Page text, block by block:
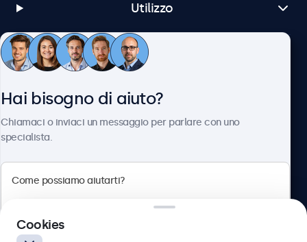
Utilizzo
Servizio Clienti
Hai bisogno di aiuto?
Chiamaci o inviaci un messaggio per parlare con uno
specialista.
Cookies